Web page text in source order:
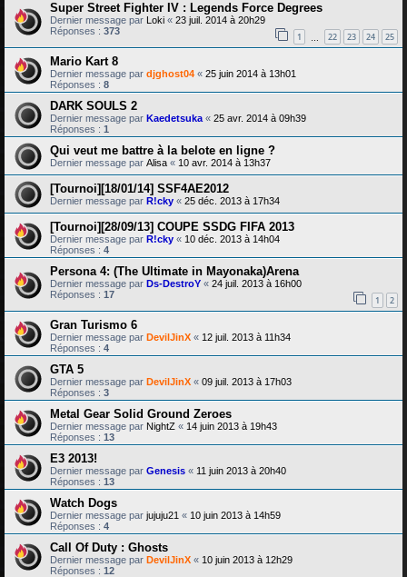
Super Street Fighter IV : Legends Force Degrees
Dernier message par Loki « 23 juil. 2014 à 20h29
Réponses : 373 1 22 23 24 25
Mario Kart 8
Dernier message par djghost04 « 25 juin 2014 à 13h01
Réponses : 8
DARK SOULS 2
Dernier message par Kaedetsuka « 25 avr. 2014 à 09h39
Réponses : 1
Qui veut me battre à la belote en ligne ?
Dernier message par Alisa « 10 avr. 2014 à 13h37
[Tournoi][18/01/14] SSF4AE2012
Dernier message par R!cky « 25 déc. 2013 à 17h34
[Tournoi][28/09/13] COUPE SSDG FIFA 2013
Dernier message par R!cky « 10 déc. 2013 à 14h04
Réponses : 4
Persona 4: (The Ultimate in Mayonaka)Arena
Dernier message par Ds-DestroY « 24 juil. 2013 à 16h00
Réponses : 17 1 2
Gran Turismo 6
Dernier message par DevilJinX « 12 juil. 2013 à 11h34
Réponses : 4
GTA 5
Dernier message par DevilJinX « 09 juil. 2013 à 17h03
Réponses : 3
Metal Gear Solid Ground Zeroes
Dernier message par NightZ « 14 juin 2013 à 19h43
Réponses : 13
E3 2013!
Dernier message par Genesis « 11 juin 2013 à 20h40
Réponses : 13
Watch Dogs
Dernier message par jujuju21 « 10 juin 2013 à 14h59
Réponses : 4
Call Of Duty : Ghosts
Dernier message par DevilJinX « 10 juin 2013 à 12h29
Réponses : 12